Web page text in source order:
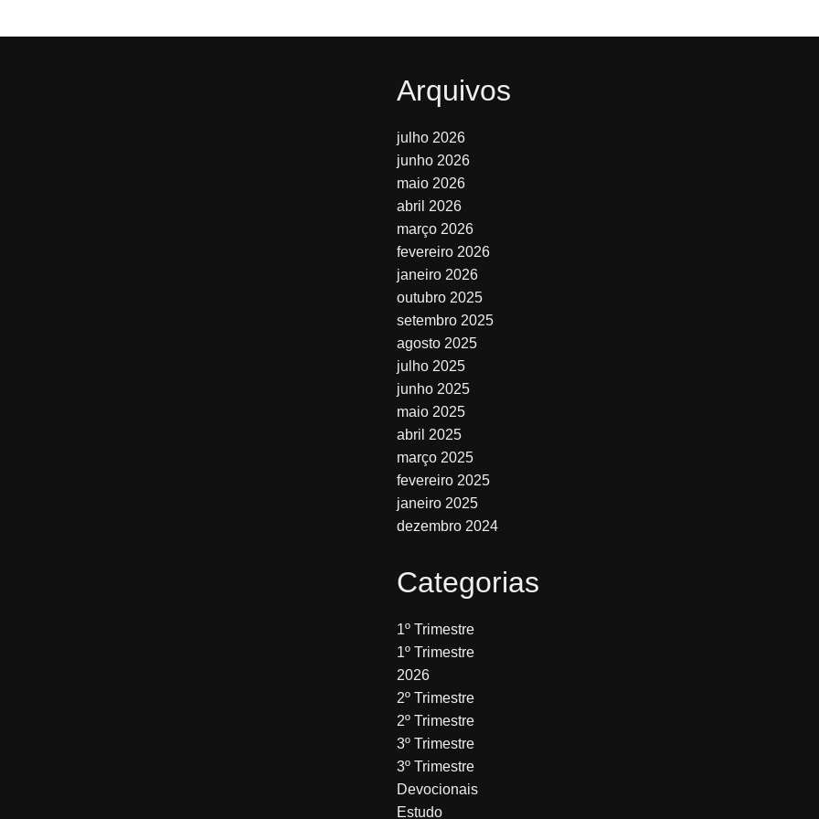
Arquivos
julho 2026
junho 2026
maio 2026
abril 2026
março 2026
fevereiro 2026
janeiro 2026
outubro 2025
setembro 2025
agosto 2025
julho 2025
junho 2025
maio 2025
abril 2025
março 2025
fevereiro 2025
janeiro 2025
dezembro 2024
Categorias
1º Trimestre
1º Trimestre
2026
2º Trimestre
2º Trimestre
3º Trimestre
3º Trimestre
Devocionais
Estudo